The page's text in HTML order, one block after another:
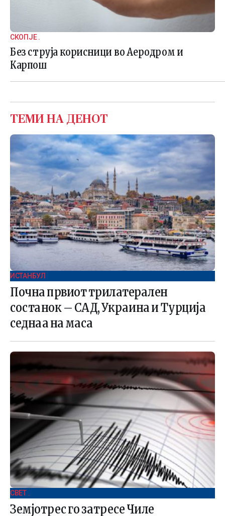
СКОПЈЕ .
Без струја корисници во Аеродром и
Карпош
ТЕМИ НА ДЕНОТ
ИСТАНБУЛ
Почна првиот трилатерален
состанок – САД, Украина и Турција
седнаа на маса
СВЕТ .
Земјотрес го затресе Чиле